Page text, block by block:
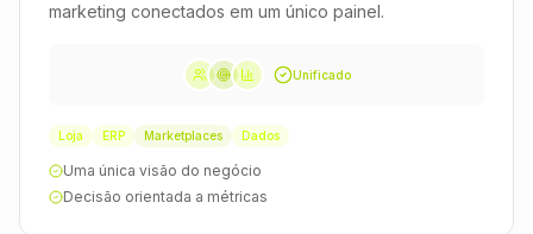
marketing conectados em um único painel.
Unificado
Loja ERP Marketplaces Dados
Uma única visão do negócio
Decisão orientada a métricas